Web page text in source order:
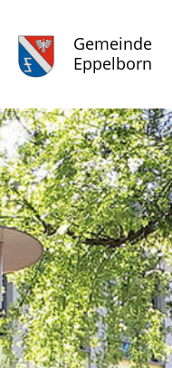
Gemeinde
Eppelborn